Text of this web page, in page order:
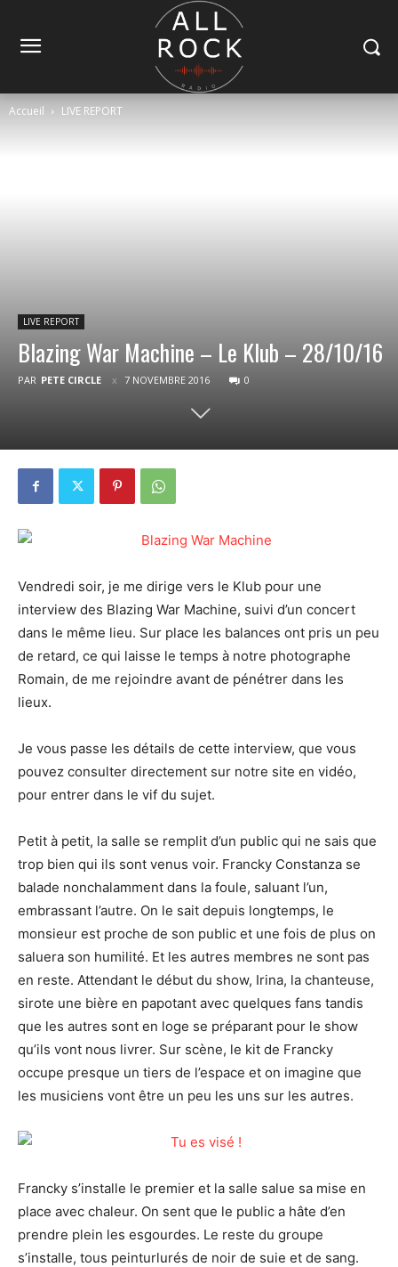
Accueil LIVE REPORT
LIVE REPORT
Blazing War Machine – Le Klub – 28/10/16
PAR PETE CIRCLE 7 NOVEMBRE 2016 0
Vendredi soir, je me dirige vers le Klub pour une
interview des Blazing War Machine, suivi d’un concert
dans le même lieu. Sur place les balances ont pris un peu
de retard, ce qui laisse le temps à notre photographe
Romain, de me rejoindre avant de pénétrer dans les
lieux.
Je vous passe les détails de cette interview, que vous
pouvez consulter directement sur notre site en vidéo,
pour entrer dans le vif du sujet.
Petit à petit, la salle se remplit d’un public qui ne sais que
trop bien qui ils sont venus voir. Francky Constanza se
balade nonchalamment dans la foule, saluant l’un,
embrassant l’autre. On le sait depuis longtemps, le
monsieur est proche de son public et une fois de plus on
saluera son humilité. Et les autres membres ne sont pas
en reste. Attendant le début du show, Irina, la chanteuse,
sirote une bière en papotant avec quelques fans tandis
que les autres sont en loge se préparant pour le show
qu’ils vont nous livrer. Sur scène, le kit de Francky
occupe presque un tiers de l’espace et on imagine que
les musiciens vont être un peu les uns sur les autres.
Francky s’installe le premier et la salle salue sa mise en
place avec chaleur. On sent que le public a hâte d’en
prendre plein les esgourdes. Le reste du groupe
s’installe, tous peinturlurés de noir de suie et de sang.